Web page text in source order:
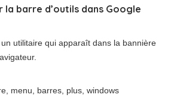
la barre d’outils dans Google
un utilitaire qui apparaît dans la bannière
menu, barres, plus, windows